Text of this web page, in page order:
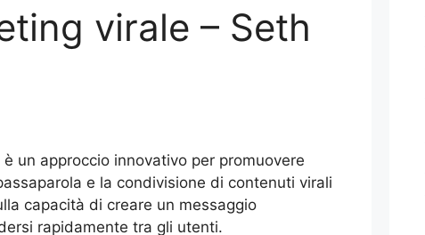
virale – Seth
è un approccio innovativo per promuovere
e la condivisione di contenuti virali
capacità di creare un messaggio
rapidamente tra gli utenti.